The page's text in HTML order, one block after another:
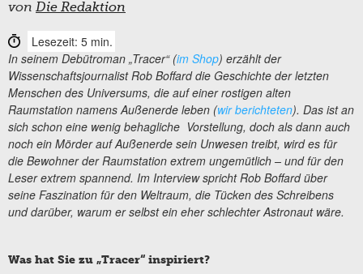
von Die Redaktion
Lesezeit: 5 min.
In seinem Debütroman „Tracer“ (im Shop) erzählt der
Wissenschaftsjournalist Rob Boffard die Geschichte der letzten
Menschen des Universums, die auf einer rostigen alten
Raumstation namens Außenerde leben (wir berichteten). Das ist an
sich schon eine wenig behagliche Vorstellung, doch als dann auch
noch ein Mörder auf Außenerde sein Unwesen treibt, wird es für
die Bewohner der Raumstation extrem ungemütlich – und für den
Leser extrem spannend. Im Interview spricht Rob Boffard über
seine Faszination für den Weltraum, die Tücken des Schreibens
und darüber, warum er selbst ein eher schlechter Astronaut wäre.
Was hat Sie zu „Tracer“ inspiriert?